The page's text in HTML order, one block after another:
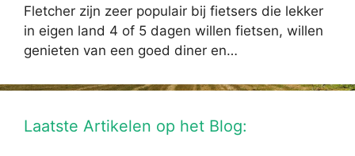
Fletcher zijn zeer populair bij fietsers die lekker
in eigen land 4 of 5 dagen willen fietsen, willen
genieten van een goed diner en…
Laatste Artikelen op het Blog: